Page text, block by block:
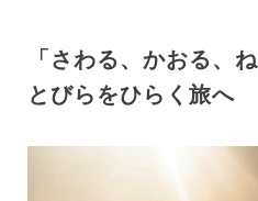
「さわる、かおる、
とびらをひらく旅へ